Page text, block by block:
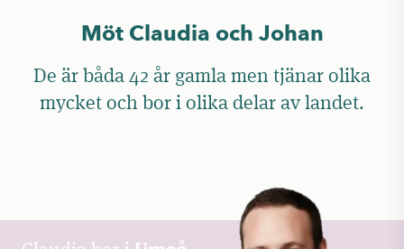
Möt Claudia och Johan
De är båda 42 år gamla men tjänar olika
mycket och bor i olika delar av landet.